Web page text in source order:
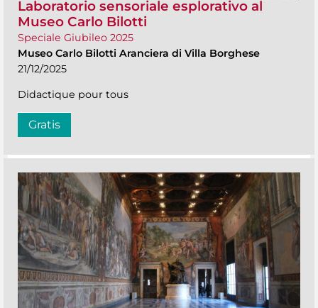
Laboratorio sensoriale esplorativo al
Museo Carlo Bilotti
Speciale Giubileo 2025
Museo Carlo Bilotti Aranciera di Villa Borghese
21/12/2025
Didactique pour tous
Gratis